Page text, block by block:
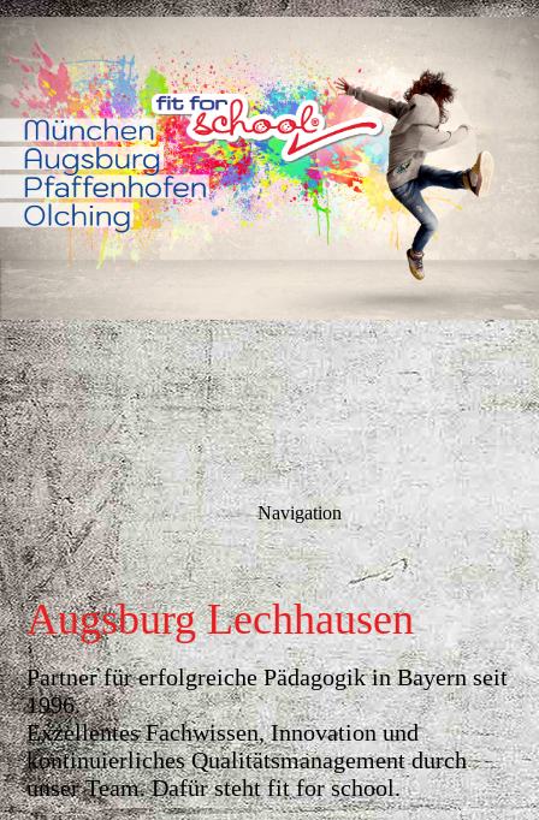
Navigation
Augsburg Lechhausen
Partner für erfolgreiche Pädagogik in Bayern seit
1996.
Exzellentes Fachwissen, Innovation und
kontinuierliches Qualitätsmanagement durch
unser Team. Dafür steht fit for school.